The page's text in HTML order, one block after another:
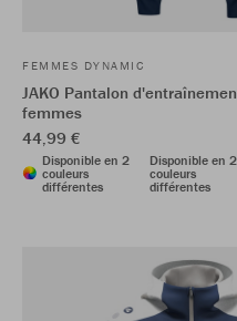
FEMMES DYNAMIC
JAKO Pantalon
femmes
44,99 €
Disponible en 2
couleurs
différentes
Disponible en 2
couleurs
différentes